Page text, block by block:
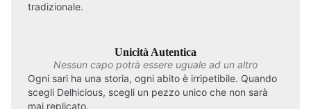
tradizionale.
Unicità Autentica
Nessun capo potrà essere uguale ad un altro
Ogni sari ha una storia, ogni abito è irripetibile. Quando
scegli Delhicious, scegli un pezzo unico che non sarà
mai replicato.